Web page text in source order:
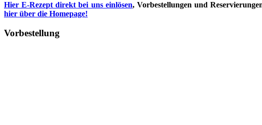
Hier E-Rezept direkt bei uns einlösen, Vorbestellungen und
hier über die Homepage!
Vorbestellung